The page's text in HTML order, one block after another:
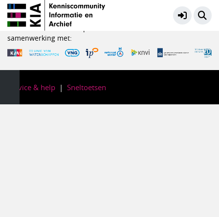
Meten en verbeteren
KIA is een initiatief in opdracht van het Ministerie van OCW in
samenwerking met:
Service & help Sneltoetsen